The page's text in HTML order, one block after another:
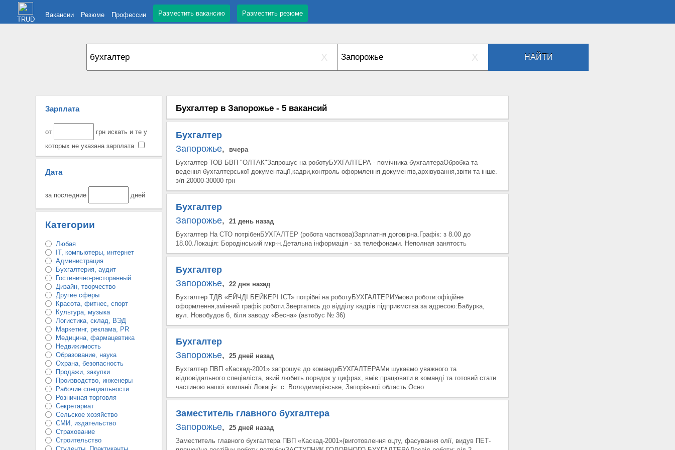
TRUD
Вакансии Резюме Профессии Разместить вакансию Разместить резюме
X X НАЙТИ
Зарплата
от
грн искать и те у
которых не указана зарплата
Дата
за последние дней
Категории
Любая
IT, компьютеры, интернет
Администрация
Бухгалтерия, аудит
Гостинично-ресторанный
Дизайн, творчество
Другие сферы
Красота, фитнес, спорт
Культура, музыка
Логистика, склад, ВЭД
Маркетинг, реклама, PR
Медицина, фармацевтика
Недвижимость
Образование, наука
Охрана, безопасность
Продажи, закупки
Производство, инженеры
Рабочие специальности
Розничная торговля
Секретариат
Сельское хозяйство
СМИ, издательство
Страхование
Строительство
Бухгалтер в Запорожье - 5 вакансий
Бухгалтер
Запорожье,
вчера
Бухгалтер ТОВ БВП "ОЛТАК"Запрошує на роботуБУХГАЛТЕРА - помічника бухгалтераОбробка та
ведення бухгалтерської документації,кадри,контроль оформлення документів,архівування,звіти та інше.
з/п 20000-30000 грн
Бухгалтер
Запорожье,
21 день назад
Бухгалтер На СТО потрібенБУХГАЛТЕР (робота часткова)Зарплатня договірна.Графік: з 8.00 до
18.00.Локація: Бородінський мкр-н.Детальна інформація - за телефонами. Неполная занятость
Бухгалтер
Запорожье,
22 дня назад
Бухгалтер ТДВ «ЕЙЧДІ БЕЙКЕРІ ІСТ» потрібні на роботуБУХГАЛТЕРИУмови роботи:офіційне
оформлення,змінний графік роботи.Звертатись до відділу кадрів підприємства за адресою:Бабурка,
вул. Новобудов 6, біля заводу «Весна» (автобус № 36)
Бухгалтер
Запорожье,
25 дней назад
Бухгалтер ПВП «Каскад-2001» запрошує до командиБУХГАЛТЕРАМи шукаємо уважного та
відповідального спеціаліста, який любить порядок у цифрах, вміє працювати в команді та готовий стати
частиною нашої компанії.Локація: с. Володимирівське, Запорізької область.Осно
Заместитель главного бухгалтера
Запорожье,
25 дней назад
Заместитель главного бухгалтера ПВП «Каскад-2001»(виготовлення оцту, фасування олії, видув ПЕТ-